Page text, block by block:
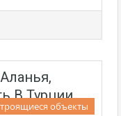
В Турции
объекты